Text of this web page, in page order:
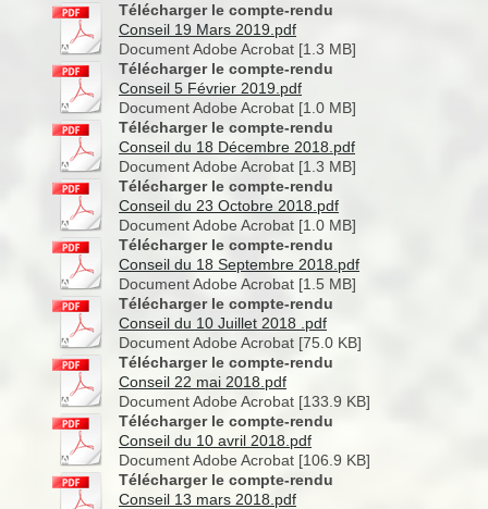
Télécharger le compte-rendu
Conseil 19 Mars 2019.pdf
Document Adobe Acrobat [1.3 MB]
Télécharger le compte-rendu
Conseil 5 Février 2019.pdf
Document Adobe Acrobat [1.0 MB]
Télécharger le compte-rendu
Conseil du 18 Décembre 2018.pdf
Document Adobe Acrobat [1.3 MB]
Télécharger le compte-rendu
Conseil du 23 Octobre 2018.pdf
Document Adobe Acrobat [1.0 MB]
Télécharger le compte-rendu
Conseil du 18 Septembre 2018.pdf
Document Adobe Acrobat [1.5 MB]
Télécharger le compte-rendu
Conseil du 10 Juillet 2018 .pdf
Document Adobe Acrobat [75.0 KB]
Télécharger le compte-rendu
Conseil 22 mai 2018.pdf
Document Adobe Acrobat [133.9 KB]
Télécharger le compte-rendu
Conseil du 10 avril 2018.pdf
Document Adobe Acrobat [106.9 KB]
Télécharger le compte-rendu
Conseil 13 mars 2018.pdf